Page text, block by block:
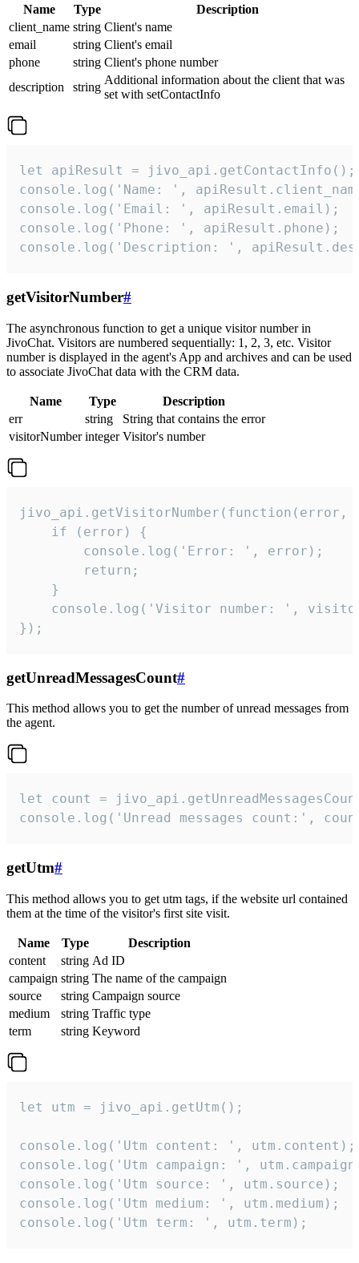
Name Type
Description
client_name string Client's name
email
string Client's email
phone
string Client's phone number
description
string
Additional information about the client that was
set with setContactInfo
let apiResult = jivo_api.getContactInfo();
console.log('Name: ',
console.log('Email: ', apiResult.email);
console.log('Phone: ', apiResult.phone);
console.log('Description: ',
getVisitorNumber#
The asynchronous function to get a unique visitor number in
JivoChat. Visitors are numbered sequentially: 1, 2, 3, etc. Visitor
number is displayed in the agent's App and archives and can be used
to associate JivoChat data with the CRM data.
Name Type
Description
err
string
String that contains the error
visitorNumber integer Visitor's number
jivo_api.getVisitorNumber(function(error,
    if (error) {
        console.log('Error: ', error);
        return;
    }
console.log('Visitor number: ',
});
getUnreadMessagesCount#
This method allows you to get the number of unread messages from
the agent.
let count =
console.log('Unread messages count:',
getUtm#
This method allows you to get utm tags, if the website url contained
them at the time of the visitor's first site visit.
Name Type
Description
content
string Ad ID
campaign string The name of the campaign
source
string Campaign source
medium
string Traffic type
term
string Keyword
let utm = jivo_api.getUtm();
console.log('Utm content: ', utm.content);
console.log('Utm campaign: ',
console.log('Utm source: ', utm.source);
console.log('Utm medium: ', utm.medium);
console.log('Utm term: ', utm.term);